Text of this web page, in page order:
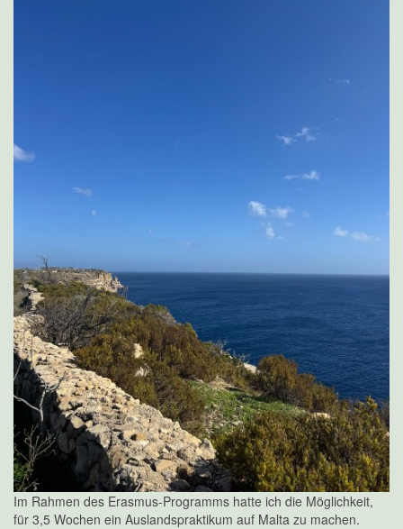
Im Rahmen des Erasmus-Programms hatte ich die Möglichkeit,
für 3,5 Wochen ein Auslandspraktikum auf Malta zu machen.